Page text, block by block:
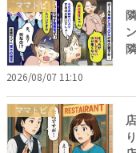
ママトピ
2026/08/07 11:10
ママトピ